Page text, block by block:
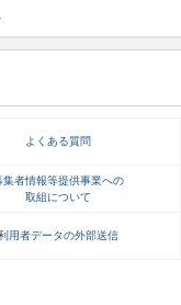
よくある質問
集者情報等提供事業への
取組について
用者データの外部送信